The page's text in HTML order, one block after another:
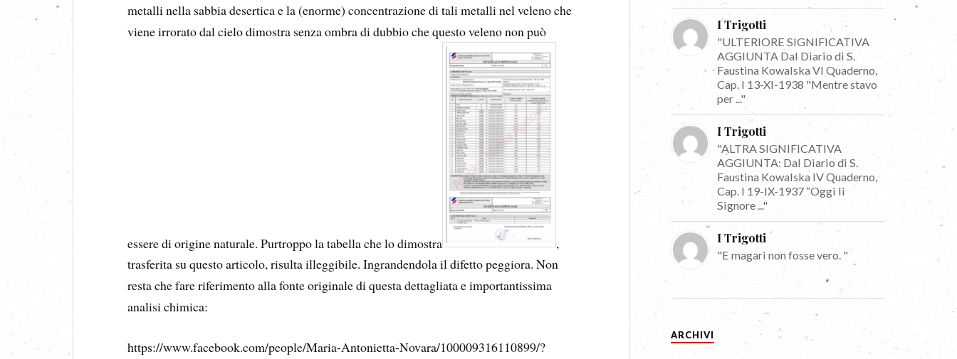
metalli nella sabbia desertica e la (enorme) concentrazione di tali metalli nel veleno che
viene irrorato dal cielo dimostra senza ombra di dubbio che questo veleno non può
essere di origine naturale. Purtroppo la tabella che lo dimostra
,
trasferita su questo articolo, risulta illeggibile. Ingrandendola il difetto peggiora. Non
resta che fare riferimento alla fonte originale di questa dettagliata e importantissima
analisi chimica:
https://www.facebook.com/people/Maria-Antonietta-Novara/100009316110899/?
I Trigotti
"ULTERIORE SIGNIFICATIVA
AGGIUNTA Dal Diario di S.
Faustina Kowalska VI Quaderno,
Cap. I 13-XI-1938 "Mentre stavo
per ..."
I Trigotti
"ALTRA SIGNIFICATIVA
AGGIUNTA: Dal Diario di S.
Faustina Kowalska IV Quaderno,
Cap. I 19-IX-1937 “Oggi li
Signore ..."
I Trigotti
"E magari non fosse vero. "
ARCHIVI